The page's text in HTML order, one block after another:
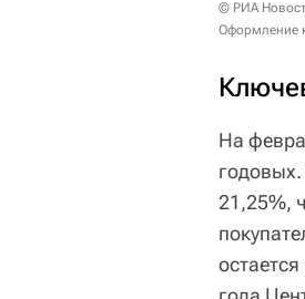
© РИА
Оформление
На
21,25%,